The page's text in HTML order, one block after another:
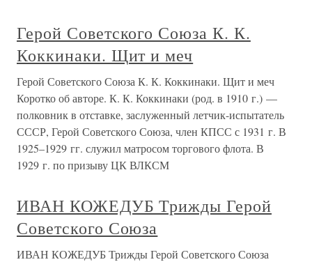
Герой Советского Союза К. К.
Коккинаки. Щит и меч
Герой Советского Союза К. К. Коккинаки. Щит и меч
Коротко об авторе. К. К. Коккинаки (род. в 1910 г.) —
полковник в отставке, заслуженный летчик-испытатель
СССР, Герой Советского Союза, член КПСС с 1931 г. В
1925–1929 гг. служил матросом торгового флота. В
1929 г. по призыву ЦК ВЛКСМ
ИВАН КОЖЕДУБ Трижды Герой
Советского Союза
ИВАН КОЖЕДУБ Трижды Герой Советского Союза